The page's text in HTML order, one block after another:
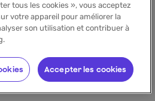
tous les cookies », vous acceptez
votre appareil pour améliorer la
son utilisation et contribuer à
Accepter les cookies